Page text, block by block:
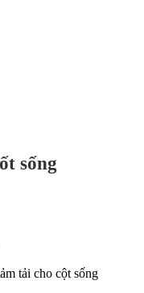
sống
tải cho cột sống